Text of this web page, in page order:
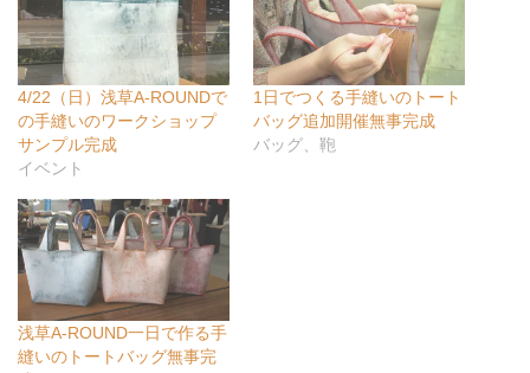
4/22（日）浅草A-ROUNDで
の手縫いのワークショップ
サンプル完成
イベント
1日でつくる手縫いのトート
バッグ追加開催無事完成
バッグ、鞄
浅草A-ROUND一日で作る手
縫いのトートバッグ無事完